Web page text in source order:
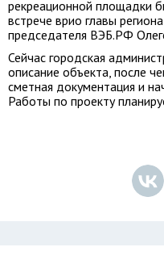
рекреационной площадки
встрече врио главы
председателя ВЭБ.РФ
Сейчас городская
описание объекта, после
сметная документация и
Работы по проекту